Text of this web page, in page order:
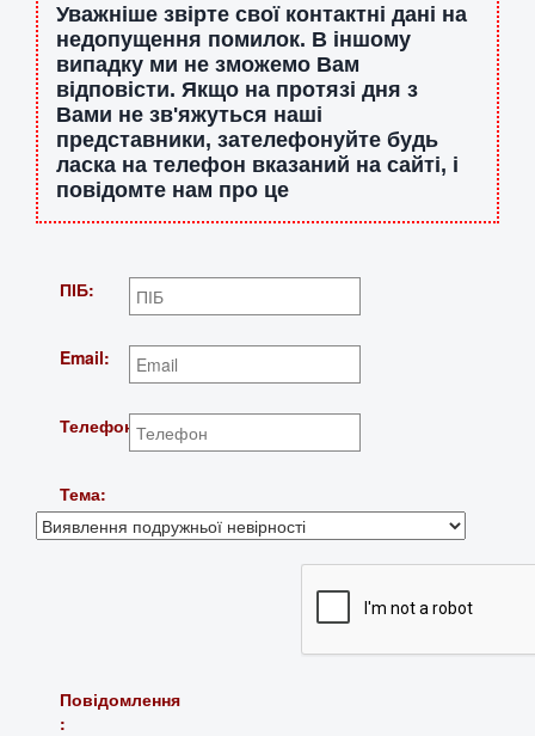
Уважніше звірте свої контактні дані на
недопущення помилок. В іншому
випадку ми не зможемо Вам
відповісти. Якщо на протязі дня з
Вами не зв'яжуться наші
представники, зателефонуйте будь
ласка на телефон вказаний на сайті, і
повідомте нам про це
ПІБ:
Email:
Телефон:
Тема:
Повідомлення
: